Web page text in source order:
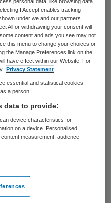
Hij zou de
gepasseerd toen hij
extra toezegde
In de Volkskrant
vast dat er
was het
anders had ik dat
bij de ambtenaren
I Accept enables tracking
under we and our partners
All or withdrawing your consent will
content and ads you see may not
this menu to change your choices or
the Manage Preferences link on the
have effect within our Website. For
Privacy Statement
essential and statistical cookies,
a person
data to provide:
device characteristics for
on a device. Personalised
measurement, audience